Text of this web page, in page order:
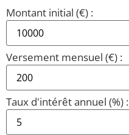
Montant initial (€) :
Versement mensuel (€) :
Taux d'intérêt annuel (%) :